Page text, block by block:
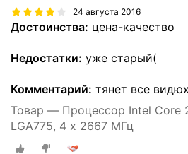
24 августа 2016
Достоинства: цена-качество
Недостатки: уже старый(
Комментарий: тянет все
Товар — Процессор Intel Core
LGA775, 4 x 2667 МГц